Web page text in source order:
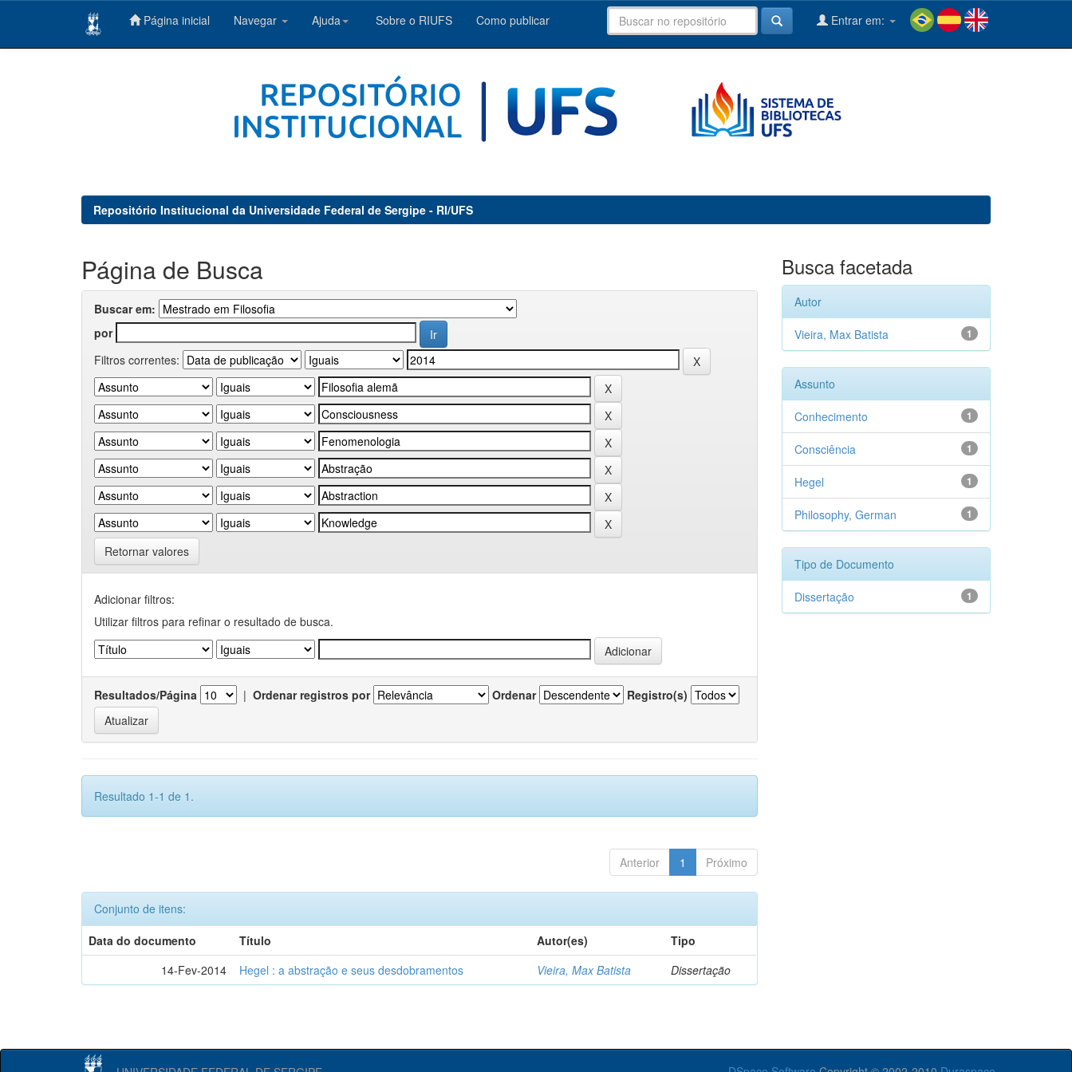
Página inicial Navegar Ajuda Sobre o RIUFS Como publicar Entrar em:
Repositório Institucional da Universidade Federal de Sergipe - RI/UFS
Página de Busca
Buscar em:
por
Filtros correntes:
Retornar valores
Adicionar filtros:
Utilizar filtros para refinar o resultado de busca.
Resultados/Página | Ordenar registros por Ordenar Registro(s)
Resultado 1-1 de 1.
Anterior 1 Próximo
Conjunto de itens:
Data do documento
Título Autor(es)
Tipo
14-Fev-2014
Hegel : a abstração e seus desdobramentos Vieira, Max Batista Dissertação
Busca facetada
Autor
1
Vieira, Max Batista
Assunto
1
Conhecimento
1
Consciência
1
Hegel
1
Philosophy, German
Tipo de Documento
1
Dissertação